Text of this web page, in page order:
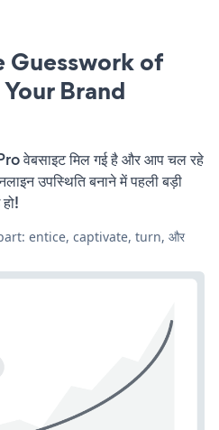
Guesswork of
Brand
वेबसाइट मिल गई है और आप चल रहे
उपस्थिति बनाने में पहली बड़ी
entice, captivate, turn, और